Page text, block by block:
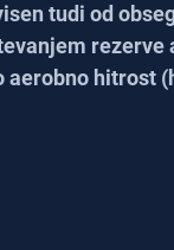
tudi od
hitrost